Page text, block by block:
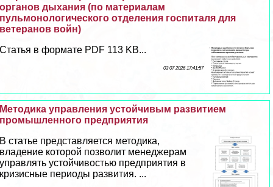
органов дыхания (по материалам
пульмонологического отделения госпиталя для
ветеранов войн)
Статья в формате PDF 113 KB...
03 07 2026 17:41:57
Методика управления устойчивым развитием
промышленного предприятия
В статье представляется методика,
владение которой позволит менеджерам
управлять устойчивостью предприятия в
кризисные периоды развития. ...